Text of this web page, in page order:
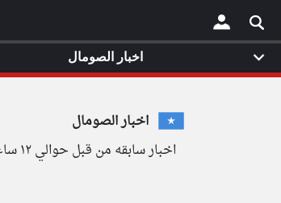
×
اخبار الصومال
اخبار سابقه من قبل حوالي ١٢ ساعة
اخبار الصومال